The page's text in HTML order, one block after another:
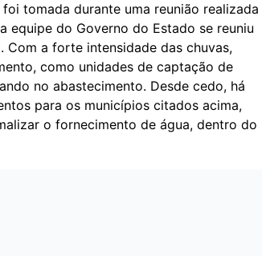
tomada durante uma reunião realizada
equipe do Governo do Estado se reuniu
Com a forte intensidade das chuvas,
como unidades de captação de
no abastecimento. Desde cedo, há
para os municípios citados acima,
o fornecimento de água, dentro do